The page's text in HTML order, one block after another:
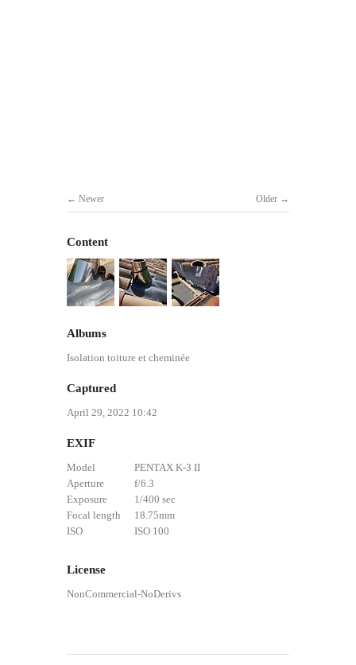
Older
Newer
Content
Albums
Isolation toiture et cheminée
Captured
April 29, 2022 10:42
EXIF
Model
PENTAX K-3 II
Aperture
f/6.3
Exposure
1/400 sec
Focal length
18.75mm
ISO
ISO 100
License
NonCommercial-NoDerivs